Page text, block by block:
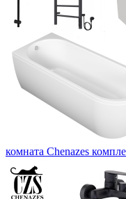
комната Chenazes